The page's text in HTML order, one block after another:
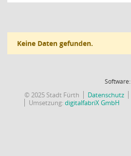
Keine Daten gefunden.
Software:
© 2025 Stadt Fürth Datenschutz
Umsetzung:digitalfabriX GmbH